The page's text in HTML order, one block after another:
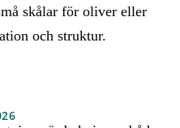
skålar för oliver eller
och struktur.